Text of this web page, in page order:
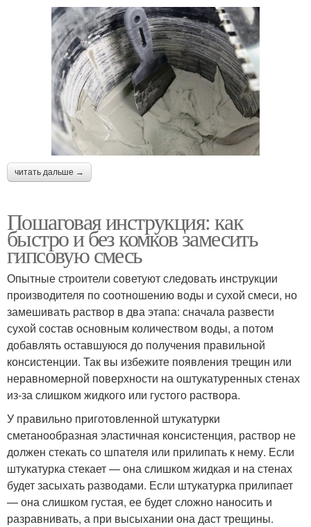
читать дальше →
Пошаговая инструкция: как
быстро и без комков замесить
гипсовую смесь
Опытные строители советуют следовать инструкции
производителя по соотношению воды и сухой смеси, но
замешивать раствор в два этапа: сначала развести
сухой состав основным количеством воды, а потом
добавлять оставшуюся до получения правильной
консистенции. Так вы избежите появления трещин или
неравномерной поверхности на оштукатуренных стенах
из-за слишком жидкого или густого раствора.
У правильно приготовленной штукатурки
сметанообразная эластичная консистенция, раствор не
должен стекать со шпателя или прилипать к нему. Если
штукатурка стекает — она слишком жидкая и на стенах
будет засыхать разводами. Если штукатурка прилипает
— она слишком густая, ее будет сложно наносить и
разравнивать, а при высыхании она даст трещины.